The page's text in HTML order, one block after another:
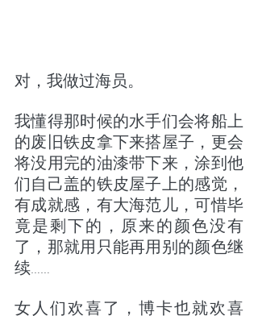
对，我做过海员。
我懂得那时候的水手们会将船上
的废旧铁皮拿下来搭屋子，更会
将没用完的油漆带下来，涂到他
们自己盖的铁皮屋子上的感觉，
有成就感，有大海范儿，可惜毕
竟是剩下的，原来的颜色没有
了，那就用只能再用别的颜色继
续……
女人们欢喜了，博卡也就欢喜